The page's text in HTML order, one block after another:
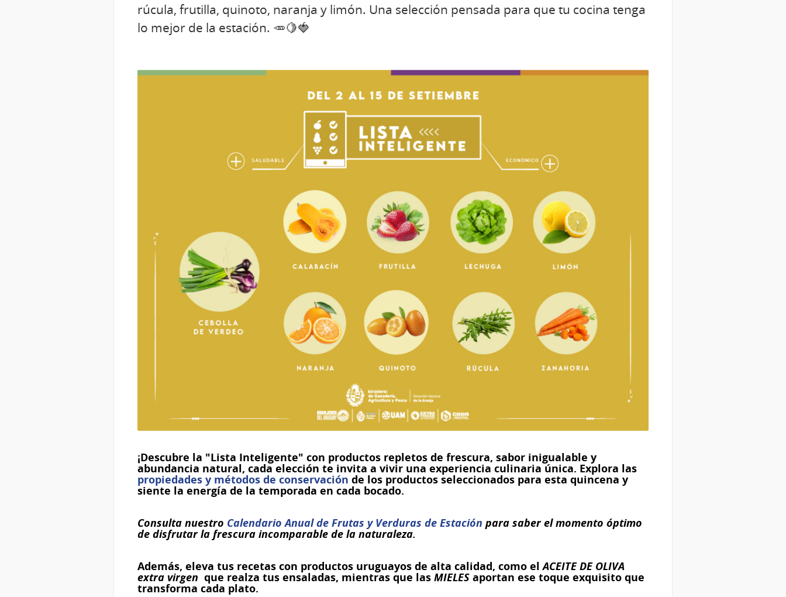
rúcula, frutilla, quinoto, naranja y limón. Una selección pensada para que tu cocina tenga
lo mejor de la estación. 🥕🍋🍓
¡Descubre la "Lista Inteligente" con productos repletos de frescura, sabor inigualable y
abundancia natural, cada elección te invita a vivir una experiencia culinaria única. Explora las
propiedades y métodos de conservación de los productos seleccionados para esta quincena y
siente la energía de la temporada en cada bocado.
Consulta nuestro Calendario Anual de Frutas y Verduras de Estación para saber el momento óptimo
de disfrutar la frescura incomparable de la naturaleza.
Además, eleva tus recetas con productos uruguayos de alta calidad, como elACEITE DE OLIVA
extra virgen que realza tus ensaladas, mientras que las MIELES aportan ese toque exquisito que
transforma cada plato.